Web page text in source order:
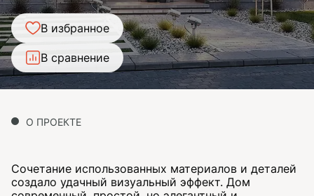
В избранное
В сравнение
О ПРОЕКТЕ
Сочетание использованных материалов и деталей
создало удачный визуальный эффект. Дом